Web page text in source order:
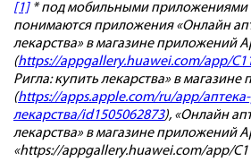
[1]* под мобильными приложениями
понимаются приложения «Онлайн
лекарства» в магазине приложений
(https://appgallery.huawei.com/app/
Ригла: купить лекарства» в
(https://apps.apple.com/ru/app/
лекарства/id1505062873), «Онлайн
лекарства» в магазине приложений
«https://appgallery.huawei.com/app/